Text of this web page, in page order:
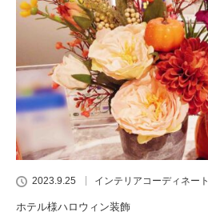
2023.9.25 インテリアコーディネート
ホテル様ハロウィン装飾